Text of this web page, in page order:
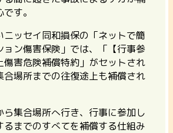
す。
ニッセイ同和損保の「ネットで簡
ョン傷害保険」では、「【行事参
傷害危険補償特約」がセットされ
合場所までの往復途上も補償され
ら集合場所へ行き、行事に参加し
るまでのすべてを補償する仕組み